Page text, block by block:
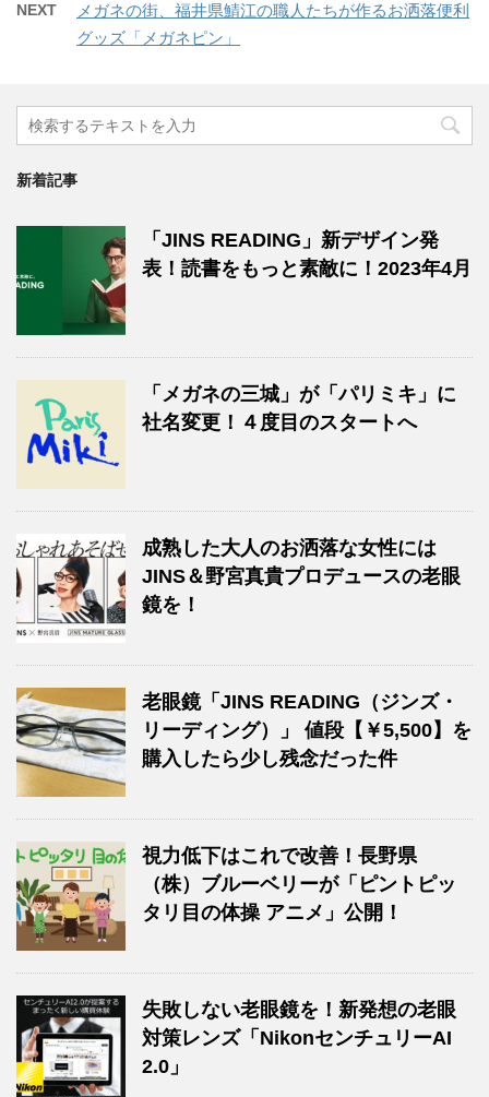
NEXT
メガネの街、福井県鯖江の職人たちが作るお洒落便利
グッズ「メガネピン」
新着記事
「JINS READING」新デザイン発
表！読書をもっと素敵に！2023年4月
「メガネの三城」が「パリミキ」に
社名変更！４度目のスタートへ
成熟した大人のお洒落な女性には
JINS＆野宮真貴プロデュースの老眼
鏡を！
老眼鏡「JINS READING（ジンズ・
リーディング）」 値段【￥5,500】を
購入したら少し残念だった件
視力低下はこれで改善！長野県
（株）ブルーベリーが「ピントピッ
タリ目の体操 アニメ」公開！
失敗しない老眼鏡を！新発想の老眼
対策レンズ「NikonセンチュリーAI
2.0」